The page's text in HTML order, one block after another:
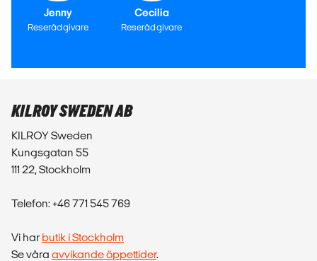
Jenny
Reserådgivare
Cecilia
Reserådgivare
KILROY SWEDEN AB
KILROY Sweden
Kungsgatan 55
111 22, Stockholm
Telefon: +46 771 545 769
Vi har butik i Stockholm
Se våra avvikande öppettider.